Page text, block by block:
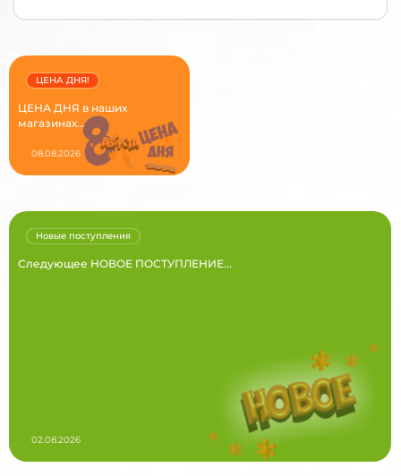
ЦЕНА ДНЯ в наших
магазинах...
ЦЕНА ДНЯ!
08.08.2026
Следующее НОВОЕ ПОСТУПЛЕНИЕ...
Новые поступления
02.08.2026